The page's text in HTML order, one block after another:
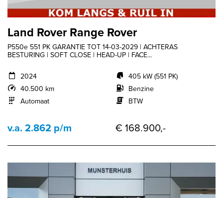
Land Rover Range Rover
P550e 551 PK GARANTIE TOT 14-03-2029 | ACHTERAS
BESTURING | SOFT CLOSE | HEAD-UP | FACE...
2024
40.500 km
Automaat
405 kW (551 PK)
Benzine
BTW
v.a. 2.862 p/m € 168.900,-